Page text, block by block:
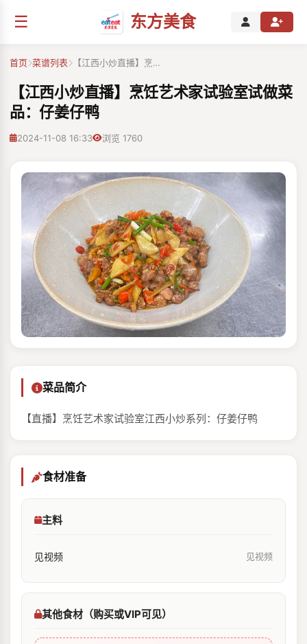
☰ 东方美食
首页 菜谱列表 【江西小炒直播】烹…
【江西小炒直播】烹饪艺术家试验室试做菜
品：仔姜仔鸭
2024-11-08 16:33 浏览 1760
菜品简介
【直播】烹饪艺术家试验室江西小炒系列：仔姜仔鸭
食材准备
主料
见视频 见视频
其他食材（购买或VIP可见）